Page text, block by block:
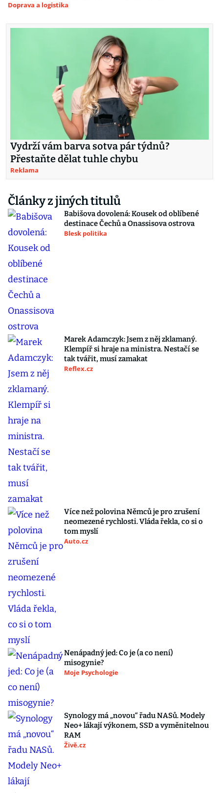
Doprava a logistika
Vydrží vám barva sotva pár týdnů?
Přestaňte dělat tuhle chybu
Reklama
Články z jiných titulů
Babišova dovolená: Kousek od oblíbené
destinace Čechů a Onassisova ostrova
Blesk politika
Marek Adamczyk: Jsem z něj zklamaný.
Klempíř si hraje na ministra. Nestačí se
tak tvářit, musí zamakat
Reflex.cz
Více než polovina Němců je pro zrušení
neomezené rychlosti. Vláda řekla, co si o
tom myslí
Auto.cz
Nenápadný jed: Co je (a co není)
misogynie?
Moje Psychologie
Synology má „novou“ řadu NASů. Modely
Neo+ lákají výkonem, SSD a vyměnitelnou
RAM
Živě.cz